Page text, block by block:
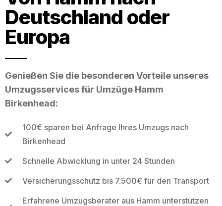
Deutschland oder
Europa
Genießen Sie die besonderen Vorteile unseres
Umzugsservices für Umzüge Hamm
Birkenhead:
100€ sparen bei Anfrage Ihres Umzugs nach
Birkenhead
Schnelle Abwicklung in unter 24 Stunden
Versicherungsschutz bis 7.500€ für den Transport
Erfahrene Umzugsberater aus Hamm unterstützen